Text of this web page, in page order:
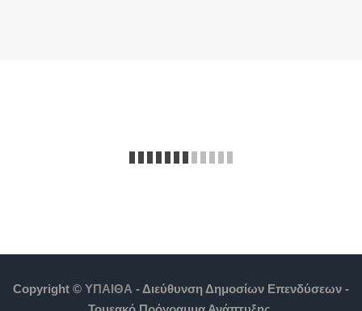
Copyright © ΥΠΑΙΘΑ - Διεύθυνση Δημοσίων Επενδύσεων -